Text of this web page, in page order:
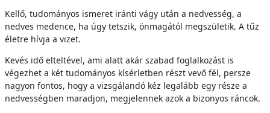
Kellő, tudományos ismeret iránti vágy után a nedvesség, a
nedves medence, ha úgy tetszik, önmagától megszületik. A tűz
életre hívja a vizet.
Kevés idő elteltével, ami alatt akár szabad foglalkozást is
végezhet a két tudományos kísérletben részt vevő fél, persze
nagyon fontos, hogy a vizsgálandó kéz legalább egy része a
nedvességben maradjon, megjelennek azok a bizonyos ráncok.